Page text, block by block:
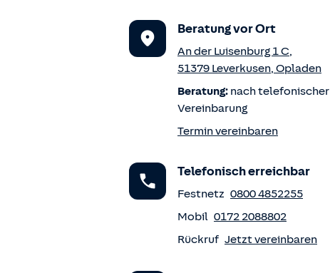
Beratung vor Ort
An der Luisenburg 1 C,
51379 Leverkusen, Opladen
Beratung: nach telefonischer
Vereinbarung
Termin vereinbaren
Telefonisch erreichbar
Festnetz 0800 4852255
Mobil 0172 2088802
Rückruf Jetzt vereinbaren